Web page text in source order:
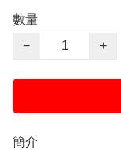
數量
−
+
簡介